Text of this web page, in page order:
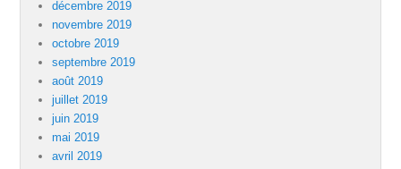
décembre 2019
novembre 2019
octobre 2019
septembre 2019
août 2019
juillet 2019
juin 2019
mai 2019
avril 2019